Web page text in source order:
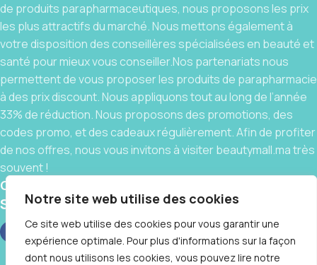
Notre site web utilise des cookies
Ce site web utilise des cookies pour vous garantir une
expérience optimale. Pour plus d'informations sur la façon
dont nous utilisons les cookies, vous pouvez lire notre
de produits parapharmaceutiques, nous proposons les prix
les plus attractifs du marché. Nous mettons également à
votre disposition des conseillères spécialisées en beauté et
santé pour mieux vous conseiller.Nos partenariats nous
permettent de vous proposer les produits de parapharmacie
à des prix discount. Nous appliquons tout au long de l’année
33% de réduction. Nous proposons des promotions, des
codes promo, et des cadeaux régulièrement. Afin de profiter
de nos offres, nous vous invitons à visiter beautymall.ma très
souvent !
Contact
Social links: